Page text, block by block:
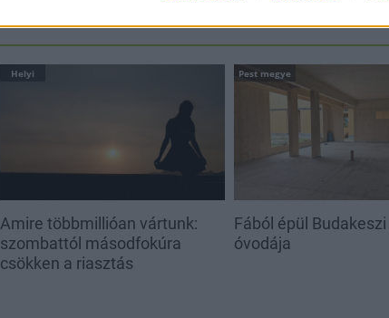
Helyi
Amire többmillióan vártunk:
szombattól másodfokúra
csökken a riasztás
Pest megye
Fából épül Budakeszi
óvodája